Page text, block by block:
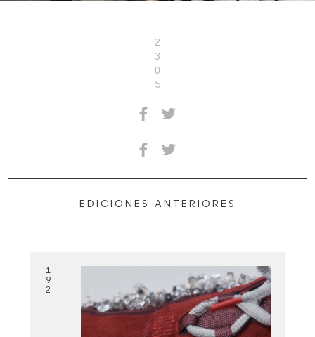
2
3
0
5
EDICIONES ANTERIORES
1
9
2